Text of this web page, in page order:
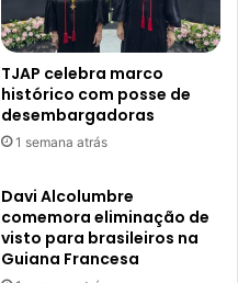
TJAP celebra marco
histórico com posse de
desembargadoras
1 semana atrás
Davi Alcolumbre
comemora eliminação de
visto para brasileiros na
Guiana Francesa